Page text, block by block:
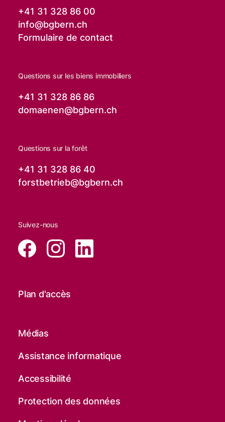
+41 31 328 86 00
info@bgbern.ch
Formulaire de contact
Questions sur les biens immobiliers
+41 31 328 86 86
domaenen@bgbern.ch
Questions sur la forêt
+41 31 328 86 40
forstbetrieb@bgbern.ch
Suivez-nous
Plan d'accès
Médias
Assistance informatique
Accessibilité
Protection des données